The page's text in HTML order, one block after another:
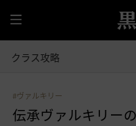
全
体
クラス攻略
#ヴァルキリー
伝承ヴァルキリー